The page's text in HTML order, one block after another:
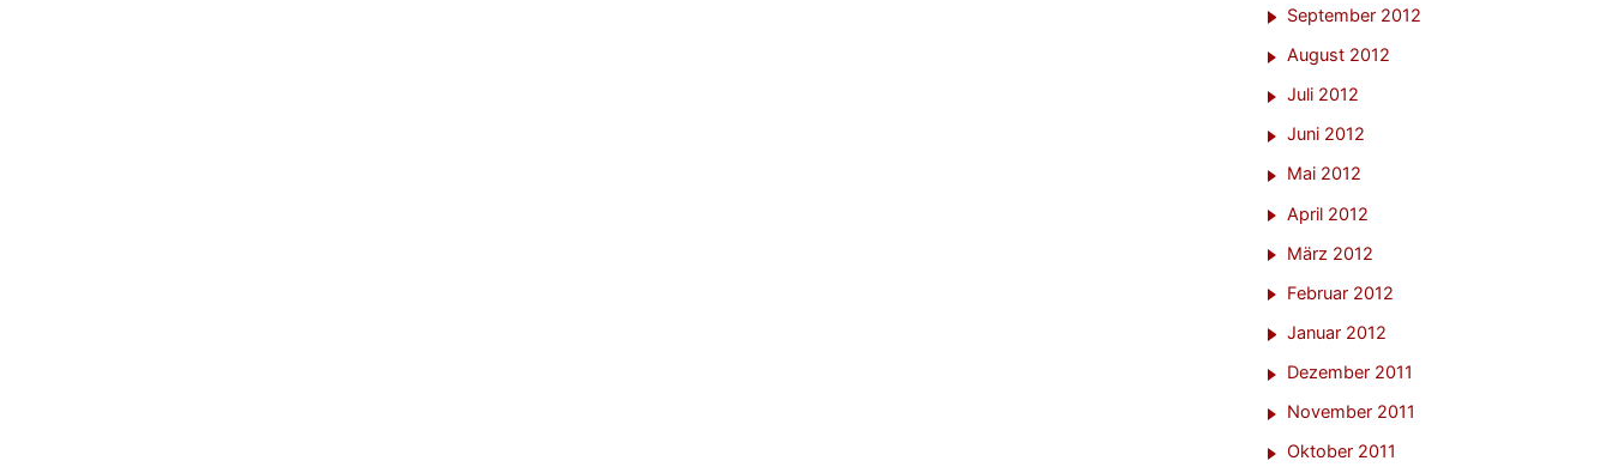
September 2012
August 2012
Juli 2012
Juni 2012
Mai 2012
April 2012
März 2012
Februar 2012
Januar 2012
Dezember 2011
November 2011
Oktober 2011